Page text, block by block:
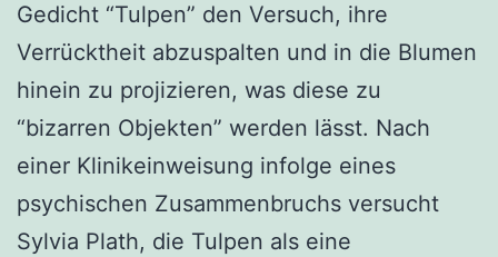
Gedicht “Tulpen” den Versuch, ihre
Verrücktheit abzuspalten und in die Blumen
hinein zu projizieren, was diese zu
“bizarren Objekten” werden lässt. Nach
einer Klinikeinweisung infolge eines
psychischen Zusammenbruchs versucht
Sylvia Plath, die Tulpen als eine